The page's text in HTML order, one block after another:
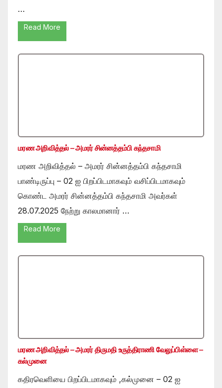
…
Read More
மரண அறிவித்தல் – அமரர் சின்னத்தம்பி கந்தசாமி
மரண அறிவித்தல் – அமரர் சின்னத்தம்பி கந்தசாமி
பாண்டிருப்பு – 02 ஐ பிறப்பிடமாகவும் வசிப்பிடமாகவும்
கொண்ட அமரர் சின்னத்தம்பி கந்தசாமி அவர்கள்
28.07.2025 நேற்று காலமானார் …
Read More
மரண அறிவித்தல் – அமரர் திருமதி உருத்திராணி வேலுப்பிள்ளை –
கல்முனை
கதிரவெளியை பிறப்பிடமாகவும் ,கல்முனை – 02 ஐ